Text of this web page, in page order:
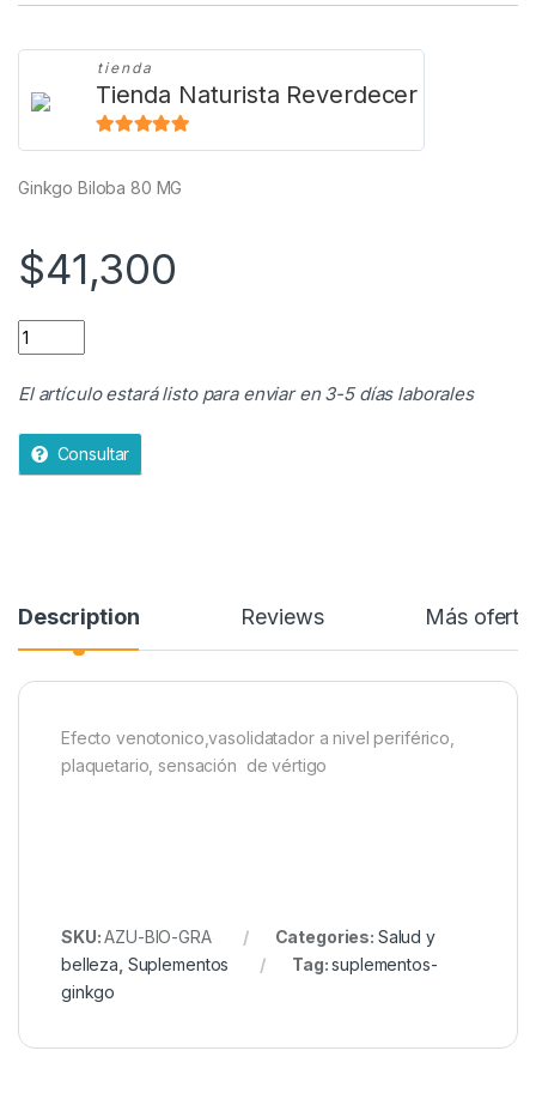
tienda
Tienda Naturista Reverdecer
5de 5
Ginkgo Biloba 80 MG
$41,300
Ginkgo Biloba 80 MG quantity
El artículo estará listo para enviar en 3-5 días laborales
Consultar
Description Reviews Más
Efecto venotonico,vasolidatador a nivel periférico,
plaquetario, sensación de vértigo
SKU:AZU-BIO-GRA Categories: Salud y
belleza Suplementos Tag:suplementos-
ginkgo